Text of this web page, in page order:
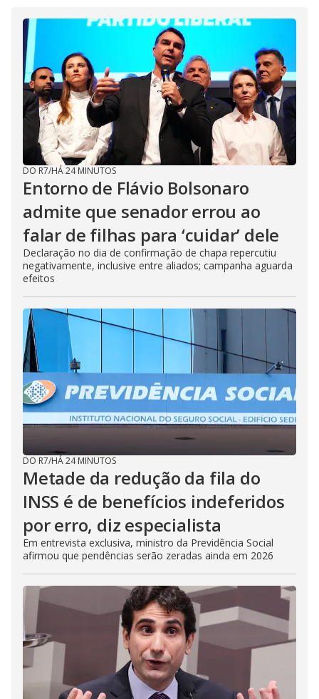
DO R7/HÁ 24 MINUTOS
Entorno de Flávio Bolsonaro
admite que senador errou ao
falar de filhas para ‘cuidar’ dele
Declaração no dia de confirmação de chapa repercutiu
negativamente, inclusive entre aliados; campanha aguarda
efeitos
DO R7/HÁ 24 MINUTOS
Metade da redução da fila do
INSS é de benefícios indeferidos
por erro, diz especialista
Em entrevista exclusiva, ministro da Previdência Social
afirmou que pendências serão zeradas ainda em 2026